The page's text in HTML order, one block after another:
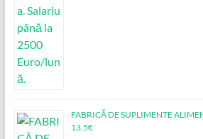
FABRICĂ DE SUPLIMENTE
13,5€